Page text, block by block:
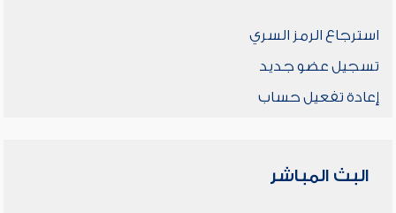
استرجاع الرمز السري
تسجيل عضو جديد
إعادة تفعيل حساب
البث المباشر